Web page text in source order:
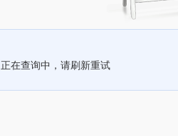
正在查询中，请刷新重试